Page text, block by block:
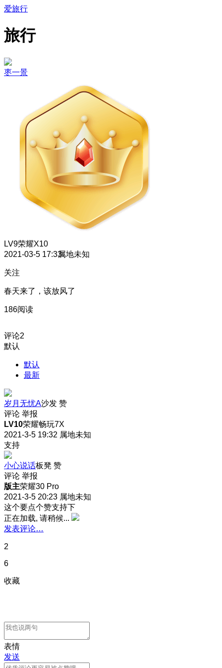
爱旅行
旅行
枣一景
LV9荣耀X10
2021-03-5 17:33属地未知
关注
春天来了，该放风了
186阅读
评论2
默认
默认
最新
岁月无忧A沙发 赞
评论 举报
LV10荣耀畅玩7X
2021-3-5 19:32 属地未知
支持
小心说话板凳 赞
评论 举报
版主荣耀30 Pro
2021-3-5 20:23 属地未知
这个要点个赞支持下
正在加载, 请稍候...
发表评论…
2
6
收藏
表情
发送